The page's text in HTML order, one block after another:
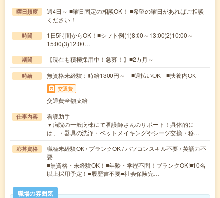
曜日頻度
週4日～ ■曜日固定の相談OK！ ■希望の曜日があればご相談
ください！
時間
1日5時間からOK！■シフト例(1)8:00～13:00(2)10:00～
15:00(3)12:00…
期間 【現在も積極採用中！急募！】■2カ月～
時給 無資格未経験：時給1300円～ ■週払いOK ■扶養内OK
交通費
交通費全額支給
仕事内容
看護助手
▼病院の一般病棟にて看護師さんのサポート！具体的に
は、・器具の洗浄・ベットメイキングやシーツ交換・移…
応募資格
職種未経験OK / ブランクOK / パソコンスキル不要 / 英語力不
要
■無資格・未経験OK！■年齢・学歴不問！ブランクOK!■10名
以上採用予定！■履歴書不要■社会保険完…
職場の雰囲気